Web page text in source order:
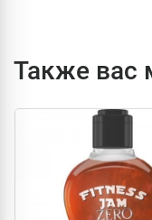
Также вас